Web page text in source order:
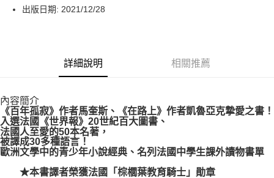
街口支付
博客來商品配送方式
每筆NT$80，滿NT$1,000(含以上)免運費
出版日期: 2021/12/28
詳細說明 相關推薦
內容簡介
《百年孤寂》作者馬奎斯、《在路上》作者凱魯亞克摯愛之書！
入選法國《世界報》20世紀百大圖書、
法國人至愛的50本名著，
被譯成30多種語言！
歐洲文學中的青少年小說經典、名列法國中學生課外讀物書單
★本書譯者榮獲法國「棕櫚葉教育騎士」勛章